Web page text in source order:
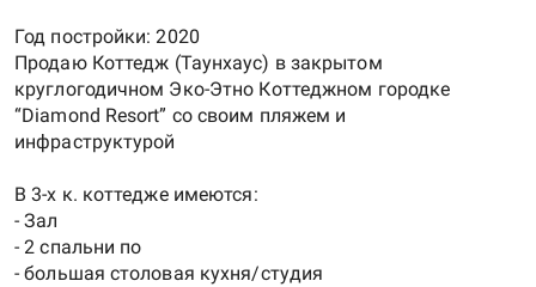
Год постройки: 2020
Продаю Коттедж (Таунхаус) в закрытом
круглогодичном Эко-Этно Коттеджном городке
“Diamond Resort” со своим пляжем и
инфраструктурой
В 3-х к. коттедже имеются:
- Зал
- 2 спальни по
- большая столовая кухня/студия